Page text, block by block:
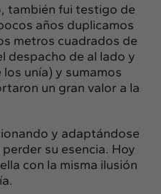
también fui testigo de
años duplicamos
metros cuadrados de
despacho de al lado y
unía) y sumamos
un gran valor a la
y adaptándose
su esencia. Hoy
con la misma ilusión